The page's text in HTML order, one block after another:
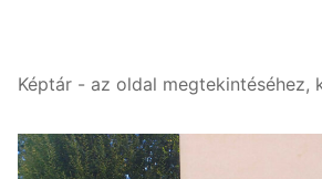
Képtár - az oldal megtekintéséhez,